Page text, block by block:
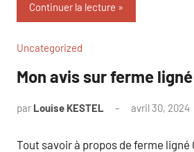
Continuer la lecture
Uncategorized
Mon avis sur ferme ligné
par Louise KESTEL avril 30, 2024
Tout savoir à propos de ferme ligné